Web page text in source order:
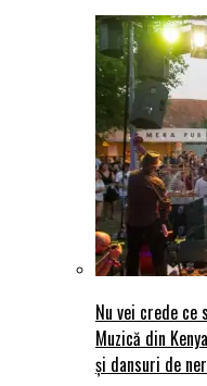
Nu vei crede ce
Muzică din
și dansuri de